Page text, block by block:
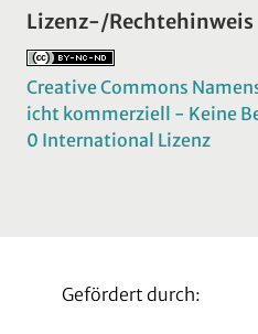
Lizenz-/Rechtehinweis
Creative Commons
icht kommerziell - Keine
0 International Lizenz
Gefördert durch: